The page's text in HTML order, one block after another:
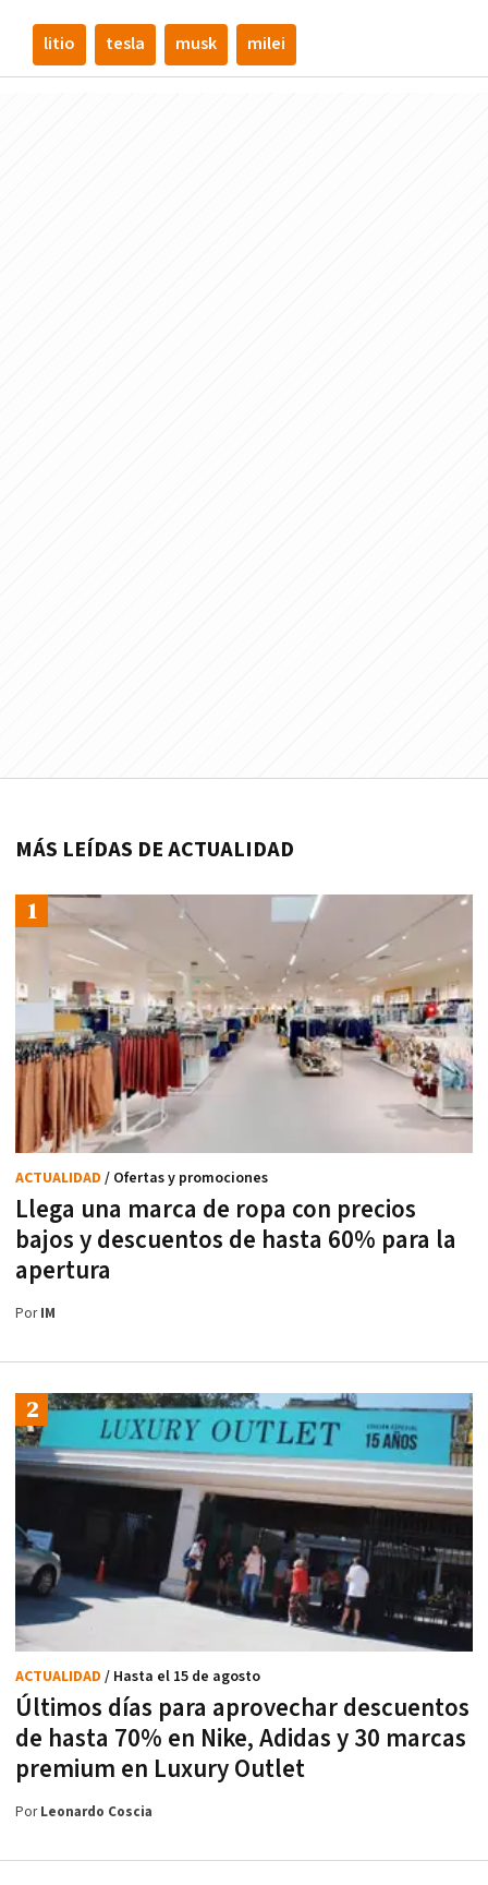
litio tesla musk milei
MÁS LEÍDAS DE ACTUALIDAD
Llega una marca de ropa con precios
bajos y descuentos de hasta 60% para la
apertura
ACTUALIDAD / Ofertas y promociones
PorIM
Últimos días para aprovechar descuentos
de hasta 70% en Nike, Adidas y 30 marcas
premium en Luxury Outlet
ACTUALIDAD / Hasta el 15 de agosto
PorLeonardo Coscia